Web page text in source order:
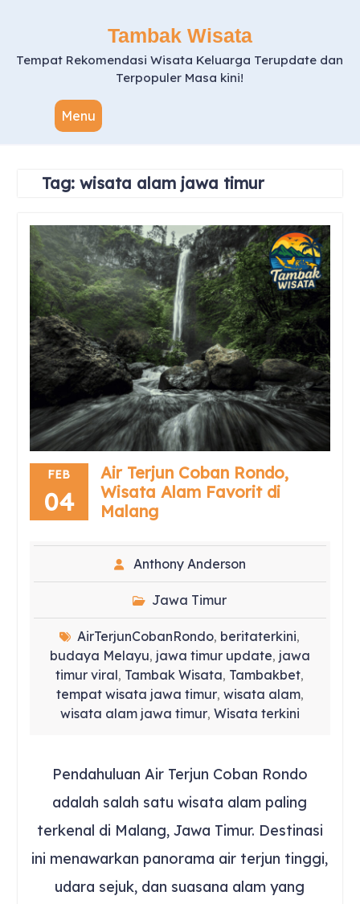
Tambak Wisata
Tempat Rekomendasi Wisata Keluarga Terupdate dan
Terpopuler Masa kini!
Menu
Tag: wisata alam jawa timur
FEB
04
Air Terjun Coban Rondo,
Wisata Alam Favorit di
Malang
Anthony Anderson
Jawa Timur
AirTerjunCobanRondo, beritaterkini,
budaya Melayu, jawa timur update, jawa
timur viral, Tambak Wisata, Tambakbet,
tempat wisata jawa timur, wisata alam,
wisata alam jawa timur, Wisata terkini
Pendahuluan Air Terjun Coban Rondo
adalah salah satu wisata alam paling
terkenal di Malang, Jawa Timur. Destinasi
ini menawarkan panorama air terjun tinggi,
udara sejuk, dan suasana alam yang